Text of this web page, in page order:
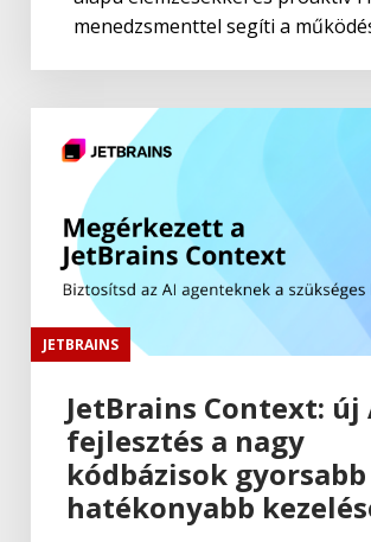
menedzsmenttel segíti a
JETBRAINS
JetBrains Context: új
fejlesztés a nagy
kódbázisok gyorsabb
hatékonyabb